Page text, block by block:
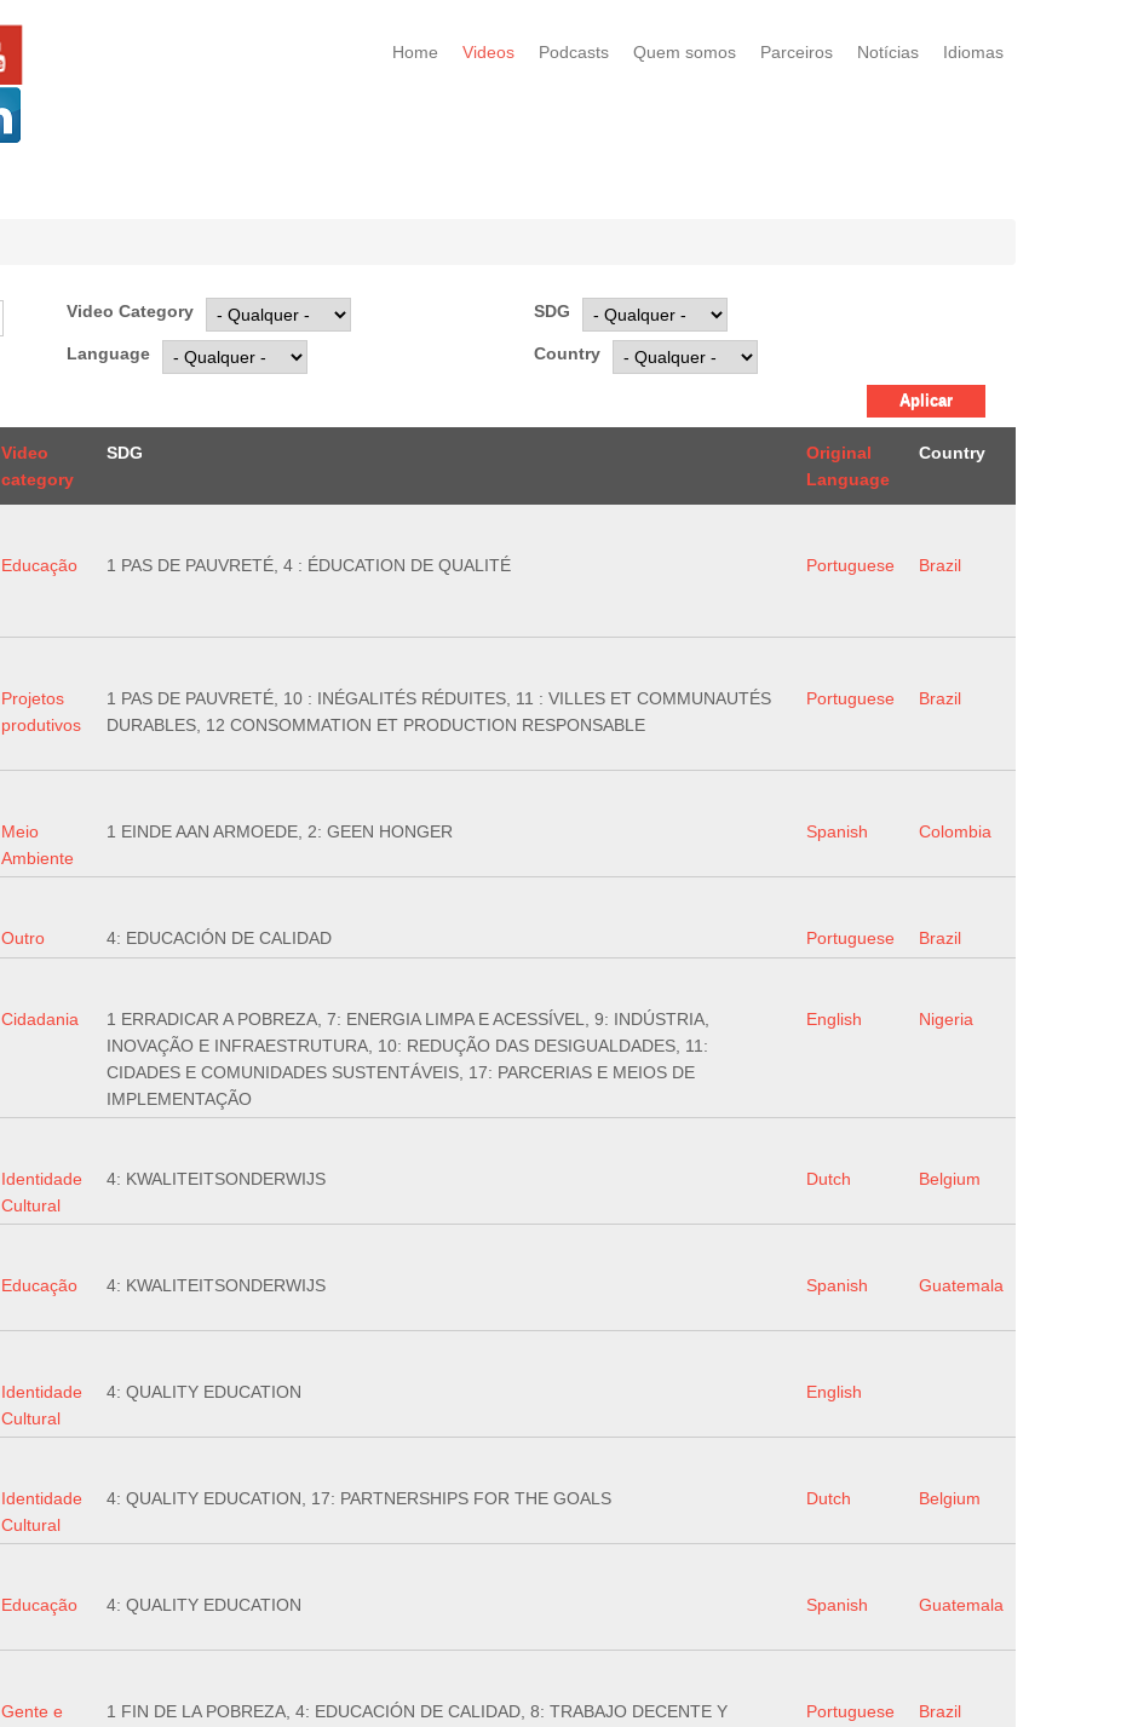
Home Videos Podcasts Quem somos Parceiros Notícias Idiomas
Video Category SDG
Language Country
Video
category
SDG
Original
Language
Country
Educação 1 PAS DE PAUVRETÉ, 4 : ÉDUCATION DE QUALITÉ Portuguese Brazil
Projetos
produtivos
1 PAS DE PAUVRETÉ, 10 : INÉGALITÉS RÉDUITES, 11 : VILLES ET COMMUNAUTÉS
DURABLES, 12 CONSOMMATION ET PRODUCTION RESPONSABLE
Portuguese Brazil
Meio
Ambiente
1 EINDE AAN ARMOEDE, 2: GEEN HONGER Spanish Colombia
Outro 4: EDUCACIÓN DE CALIDAD Portuguese Brazil
Cidadania
1 ERRADICAR A POBREZA, 7: ENERGIA LIMPA E ACESSÍVEL, 9: INDÚSTRIA,
INOVAÇÃO E INFRAESTRUTURA, 10: REDUÇÃO DAS DESIGUALDADES, 11:
CIDADES E COMUNIDADES SUSTENTÁVEIS, 17: PARCERIAS E MEIOS DE
IMPLEMENTAÇÃO
English Nigeria
Identidade
Cultural
4: KWALITEITSONDERWIJS Dutch Belgium
Educação 4: KWALITEITSONDERWIJS Spanish Guatemala
Identidade
Cultural
4: QUALITY EDUCATION English
Identidade
Cultural
4: QUALITY EDUCATION, 17: PARTNERSHIPS FOR THE GOALS Dutch Belgium
Educação 4: QUALITY EDUCATION Spanish Guatemala
Gente e
1 FIN DE LA POBREZA, 4: EDUCACIÓN DE CALIDAD, 8: TRABAJO DECENTE Y
Portuguese Brazil